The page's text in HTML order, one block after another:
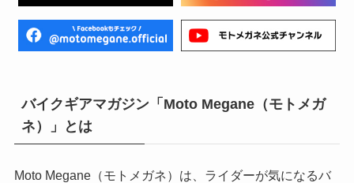
バイクギアマガジン「Moto Megane（モトメガ
ネ）」とは
Moto Megane（モトメガネ）は、ライダーが気になるバ